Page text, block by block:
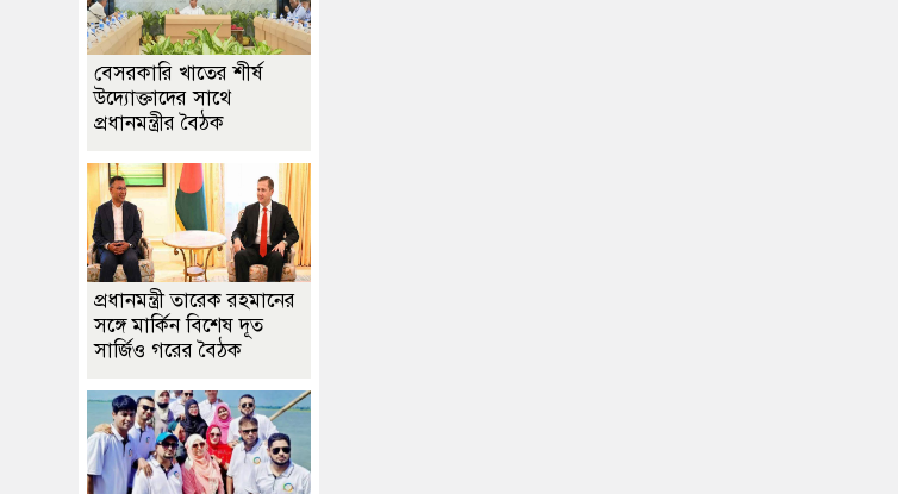
বেসরকারি খাতের শীর্ষ
উদ্যোক্তাদের সাথে
প্রধানমন্ত্রীর বৈঠক
প্রধানমন্ত্রী তারেক রহমানের
সঙ্গে মার্কিন বিশেষ দূত
সার্জিও গরের বৈঠক